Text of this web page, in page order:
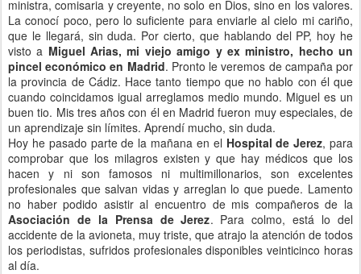
ministra, comisaria y creyente, no solo en Dios, sino en los valores.
La conocí poco, pero lo suficiente para enviarle al cielo mi cariño,
que le llegará, sin duda. Por cierto, que hablando del PP, hoy he
visto a Miguel Arias, mi viejo amigo y ex ministro, hecho un
pincel económico en Madrid. Pronto le veremos de campaña por
la provincia de Cádiz. Hace tanto tiempo que no hablo con él que
cuando coincidamos igual arreglamos medio mundo. Miguel es un
buen tio. Mis tres años con él en Madrid fueron muy especiales, de
un aprendizaje sin límites. Aprendí mucho, sin duda.
Hoy he pasado parte de la mañana en el Hospital de Jerez, para
comprobar que los milagros existen y que hay médicos que los
hacen y ni son famosos ni multimillonarios, son excelentes
profesionales que salvan vidas y arreglan lo que puede. Lamento
no haber podido asistir al encuentro de mis compañeros de la
Asociación de la Prensa de Jerez. Para colmo, está lo del
accidente de la avioneta, muy triste, que atrajo la atención de todos
los periodistas, sufridos profesionales disponibles veinticinco horas
al día.